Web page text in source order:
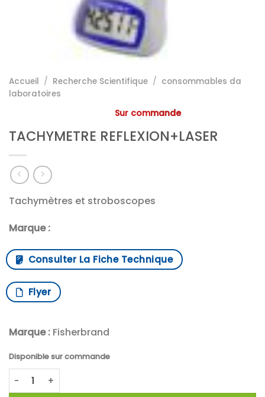
Accueil / Recherche Scientifique / consommables da
laboratoires
Sur commande
TACHYMETRE REFLEXION+LASER
Tachymètres et stroboscopes
Marque :
Consulter La Fiche Technique
Flyer
Marque : Fisherbrand
Disponible sur commande
quantité de TACHYMETRE REFLEXION+LASER